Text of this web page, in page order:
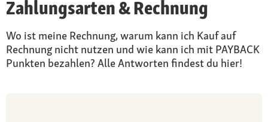
Zahlungsarten & Rechnung
Wo ist meine Rechnung, warum kann ich Kauf auf
Rechnung nicht nutzen und wie kann ich mit PAYBACK
Punkten bezahlen? Alle Antworten findest du hier!